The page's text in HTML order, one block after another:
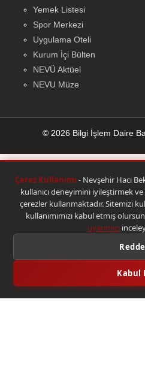
Çerez Kullanımı - Nevşehir Hacı
kullanıcı deneyimini iyileştirmek
çerezler kullanmaktadır. Sitemizi
kullanımımızı kabul etmiş
uyarımızı
Kabul
Yemek Listesi
Spor Merkezi
Uygulama Oteli
Kurum İçi Bülten
NEVÜ Aktüel
NEVU Müze
© 2026 Bilgi İşlem Daire